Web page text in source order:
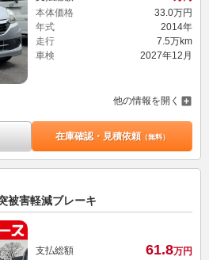
本体価格
33.0万円
年式
2014年
走行
7.5万km
車検
2027年12月
他の情報を開く
在庫確認・見積依頼（無料）
被害軽減ブレーキ
支払総額 61.8万円